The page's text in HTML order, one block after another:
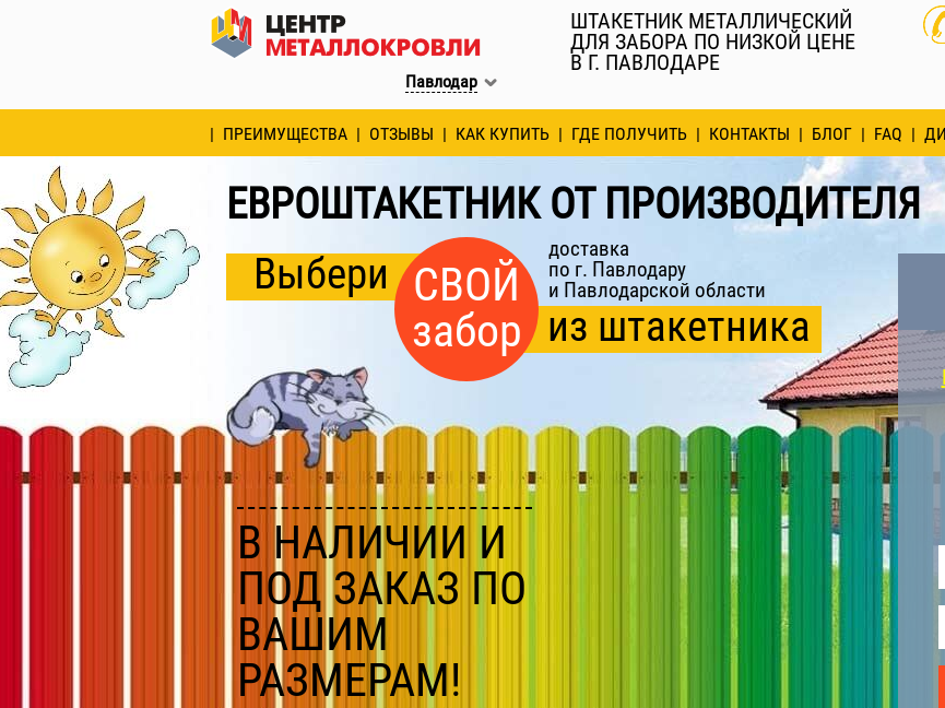
ШТАКЕТНИК МЕТАЛЛИЧЕСКИЙ
ДЛЯ ЗАБОРА ПО НИЗКОЙ ЦЕНЕ
В Г. ПАВЛОДАРЕ
Павлодар
ПРЕИМУЩЕСТВА ОТЗЫВЫ КАК КУПИТЬ ГДЕ ПОЛУЧИТЬ КОНТАКТЫ БЛОГ FAQ
ЕВРОШТАКЕТНИК ОТ ПРОИЗВОДИТЕЛЯ
Выбери СВОЙ
забор из штакетника
доставка
по г. Павлодару
и Павлодарской области
В НАЛИЧИИ И
ПОД ЗАКАЗ ПО
ВАШИМ
РАЗМЕРАМ!